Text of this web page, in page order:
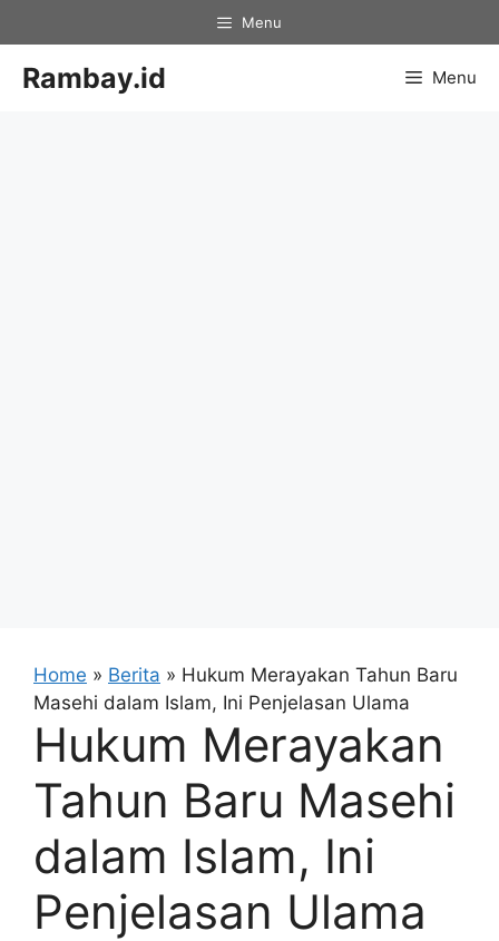
to
content
Menu
Rambay.id Menu
Home » Berita » Hukum Merayakan Tahun Baru
Masehi dalam Islam, Ini Penjelasan Ulama
Hukum Merayakan
Tahun Baru Masehi
dalam Islam, Ini
Penjelasan Ulama